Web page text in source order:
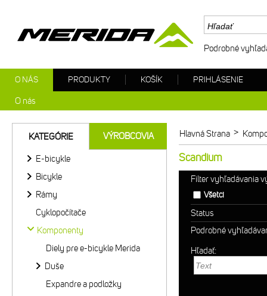
Hlavná Strana >
Scandium
Filter vyhľadávania
Všetci
Status
Podrobné
Hľadať:
KATEGÓRIE VÝROBCOVIA
E-bicykle
Bicykle
Rámy
Cyklopočítače
Komponenty
Diely pre e-bicykle Merida
Duše
Expandre a podložky
Podrobné
O NÁS
O nás
PRODUKTY KOŠÍK PRIHLÁSENIE